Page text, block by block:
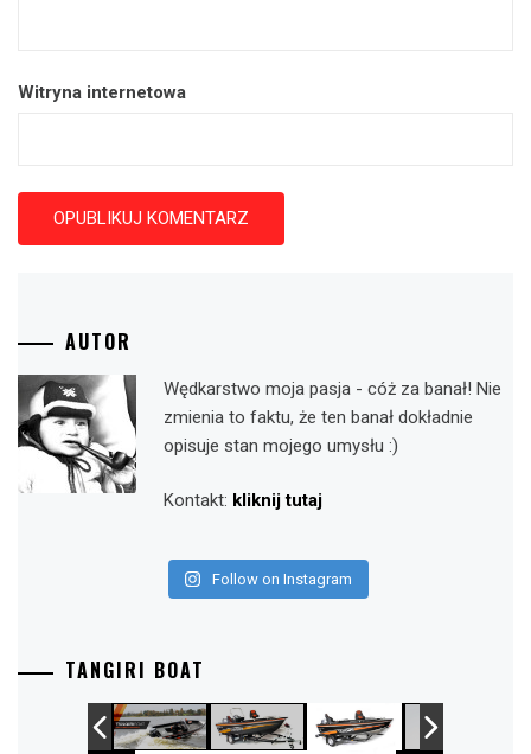
Witryna internetowa
AUTOR
Wędkarstwo moja pasja - cóż za banał! Nie
zmienia to faktu, że ten banał dokładnie
opisuje stan mojego umysłu :)
Kontakt: kliknij tutaj
Follow on Instagram
TANGIRI BOAT